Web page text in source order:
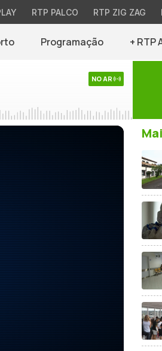
RTP PALCO RTP ZIG ZAG
Programação + RTP
NO AR